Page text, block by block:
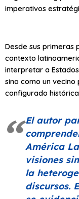
imperativos
Desde sus primeras
contexto
interpretar a
sino como un
configurado
El autor
América
visiones
la
discursos.